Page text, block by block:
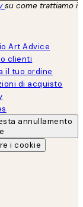
su come trattiamo i
Art Advice
clienti
il tuo ordine
di acquisto
annullamento
i cookie